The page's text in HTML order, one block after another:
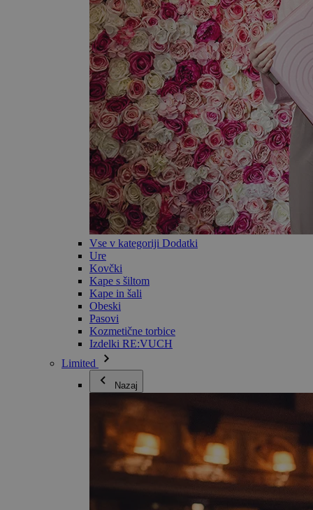
Vse v kategoriji Dodatki
Ure
Kovčki
Kape s šiltom
Kape in šali
Obeski
Pasovi
Kozmetične torbice
Izdelki RE:VUCH
Limited
Nazaj